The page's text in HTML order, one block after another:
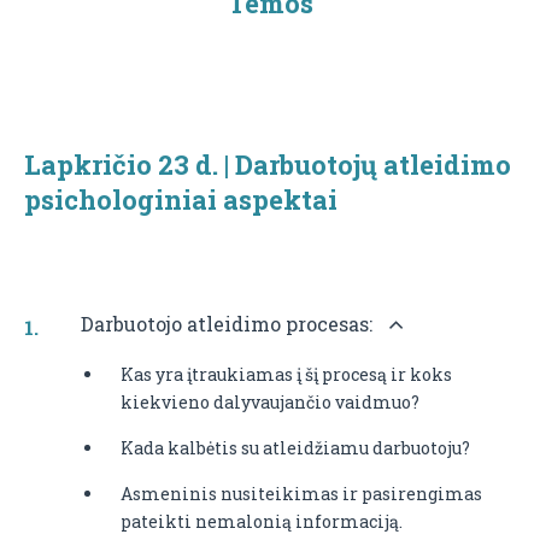
Lapkričio 23 d. | Darbuotojų atleidimo
psichologiniai aspektai
Darbuotojo atleidimo procesas:
Kas yra įtraukiamas į šį procesą ir koks
kiekvieno dalyvaujančio vaidmuo?
Kada kalbėtis su atleidžiamu darbuotoju?
Asmeninis nusiteikimas ir pasirengimas
pateikti nemalonią informaciją.